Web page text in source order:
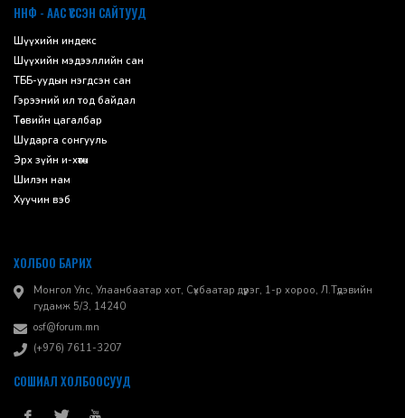
ННФ - ААС ҮҮССЭН САЙТУУД
Шүүхийн индекс
Шүүхийн мэдээллийн сан
ТББ-уудын нэгдсэн сан
Гэрээний ил тод байдал
Төсвийн цагалбар
Шударга сонгууль
Эрх зүйн и-хөтөч
Шилэн нам
Хуучин вэб
ХОЛБОО БАРИХ
Монгол Улс, Улаанбаатар хот, Сүхбаатар дүүрэг, 1-р хороо, ​Л.Түдэвийн
гудамж 5/3, 14240
osf@forum.mn
(+976) 7611-3207
СОШИАЛ ХОЛБООСУУД